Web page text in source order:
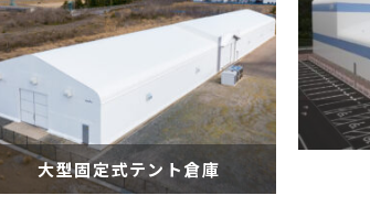
大型固定式テント倉庫